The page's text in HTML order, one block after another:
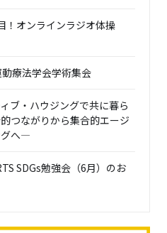
！オンラインラジオ体操
動療法学会学術集会
ブ・ハウジングで共に暮ら
つながりから集合的エージ
グへ―
SDGs勉強会（6月）のお